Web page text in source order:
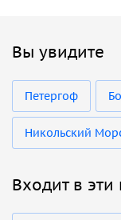
Вы увидите
Петергоф
Никольский
Входит в эти